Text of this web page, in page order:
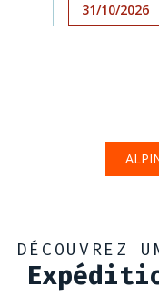
31/10/2026
DÉCOUVREZ